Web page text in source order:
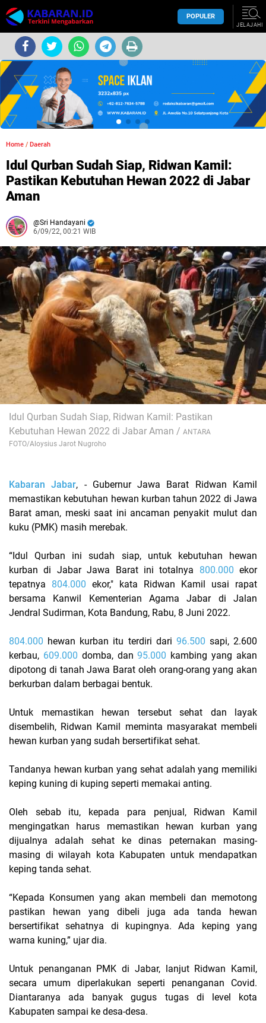
POPULER
JELAJAHI
Home / Daerah
Idul Qurban Sudah Siap, Ridwan Kamil:
Pastikan Kebutuhan Hewan 2022 di Jabar
Aman
Sri Handayani
6/09/22, 00:21 WIB
Idul Qurban Sudah Siap, Ridwan Kamil: Pastikan
Kebutuhan Hewan 2022 di Jabar Aman / ANTARA
FOTO/Aloysius Jarot Nugroho
Kabaran Jabar, - Gubernur Jawa Barat Ridwan Kamil
memastikan kebutuhan hewan kurban tahun 2022 di Jawa
Barat aman, meski saat ini ancaman penyakit mulut dan
kuku (PMK) masih merebak.
“Idul Qurban ini sudah siap, untuk kebutuhan hewan
kurban di Jabar Jawa Barat ini totalnya 800.000 ekor
tepatnya 804.000 ekor," kata Ridwan Kamil usai rapat
bersama Kanwil Kementerian Agama Jabar di Jalan
Jendral Sudirman, Kota Bandung, Rabu, 8 Juni 2022.
804.000 hewan kurban itu terdiri dari 96.500 sapi, 2.600
kerbau, 609.000 domba, dan95.000 kambing yang akan
dipotong di tanah Jawa Barat oleh orang-orang yang akan
berkurban dalam berbagai bentuk.
Untuk memastikan hewan tersebut sehat dan layak
disembelih, Ridwan Kamil meminta masyarakat membeli
hewan kurban yang sudah bersertifikat sehat.
Tandanya hewan kurban yang sehat adalah yang memiliki
keping kuning di kuping seperti memakai anting.
Oleh sebab itu, kepada para penjual, Ridwan Kamil
mengingatkan harus memastikan hewan kurban yang
dijualnya adalah sehat ke dinas peternakan masing-
masing di wilayah kota Kabupaten untuk mendapatkan
keping tanda sehat.
“Kepada Konsumen yang akan membeli dan memotong
pastikan hewan yang dibeli juga ada tanda hewan
bersertifikat sehatnya di kupingnya. Ada keping yang
warna kuning,” ujar dia.
Untuk penanganan PMK di Jabar, lanjut Ridwan Kamil,
secara umum diperlakukan seperti penanganan Covid.
Diantaranya ada banyak gugus tugas di level kota
Kabupaten sampai ke desa-desa.